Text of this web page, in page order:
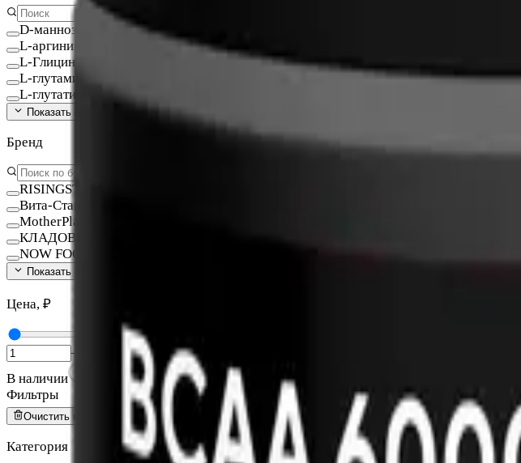
D-манноза
L-аргинин
L-Глицин
L-глутамин
L-глутатион Глутатион
Показать ещё (
Бренд
RISINGSTAR
Вита-Стандарт
MotherPlant
КЛАДОВИТ
NOW FOODS
Показать ещё (
Цена, ₽
—
В наличии
Фильтры
Очистить всё
Категория